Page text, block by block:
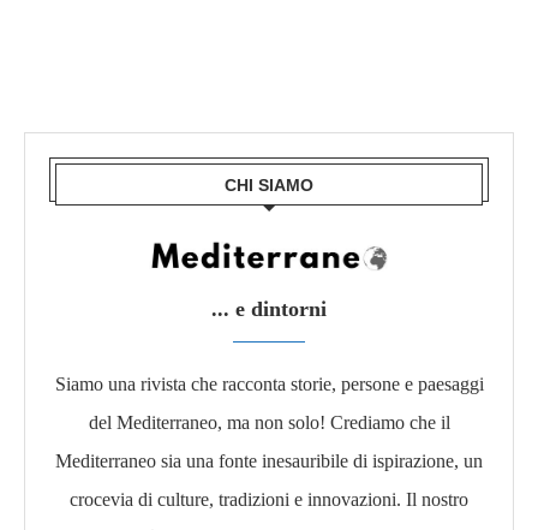
CHI SIAMO
... e dintorni
Siamo una rivista che racconta storie, persone e paesaggi
del Mediterraneo, ma non solo! Crediamo che il
Mediterraneo sia una fonte inesauribile di ispirazione, un
crocevia di culture, tradizioni e innovazioni. Il nostro